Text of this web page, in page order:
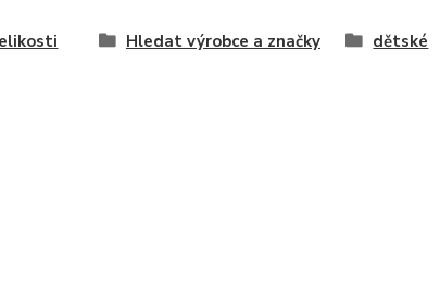
Hledat výrobce a značky
dětské